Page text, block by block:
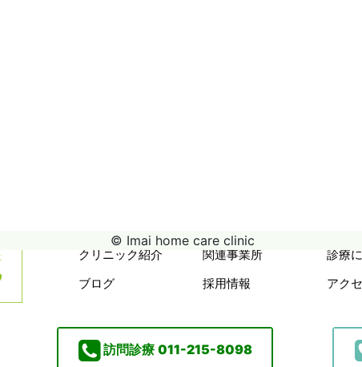
クリニック紹介 関連事業所
診療
ブログ
採用情報 アク
訪問診療 011-215-8098
© Imai home care clinic